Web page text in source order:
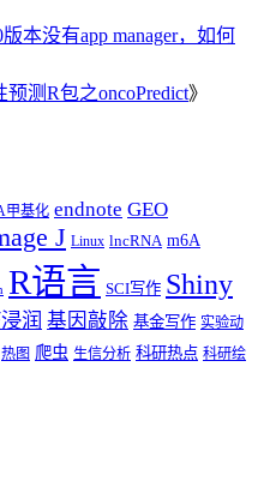
版本没有app manager，如何
预测R包之oncoPredict》
甲基化 endnote GEO
J Linux lncRNA m6A
R语言 SCI写作 Shiny
润 基因敲除 基金写作 实验动
热图 爬虫 生信分析 科研热点 科研绘